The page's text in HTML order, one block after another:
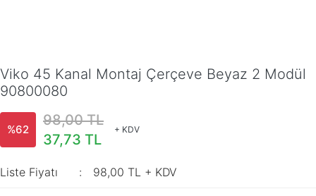
Viko 45 Kanal Montaj Çerçeve Beyaz 2 Modül
90800080
%62
98,00 TL
37,73 TL
+ KDV
Liste Fiyatı 98,00 TL + KDV